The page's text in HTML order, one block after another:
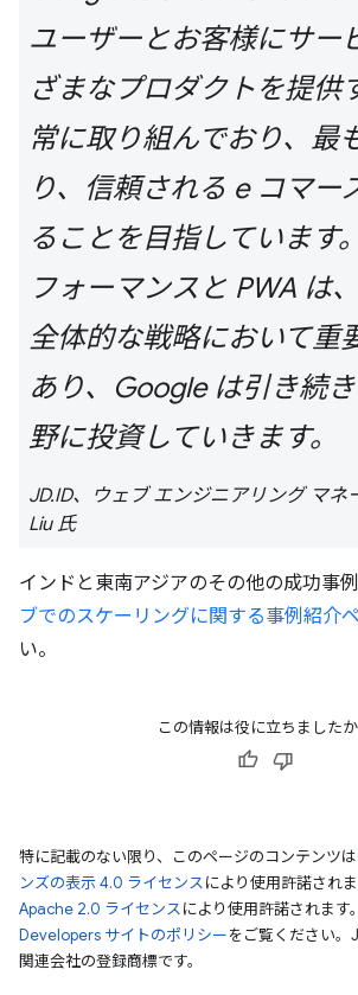
ユーザーとお客様にサー
ざまなプロダクトを提供
常に取り組んでおり、最
り、信頼される e コマー
ることを目指しています
フォーマンスと PWA は
全体的な戦略において重
あり、Google は引き続
野に投資していきます。
JD.ID、ウェブ エンジニアリング マネ
Liu 氏
インドと東南アジアのその他の成功事例
ブでのスケーリングに関する事例紹介
い。
この情報は役に立ちました
特に記載のない限り、このページのコンテンツは
ンズの表示 4.0 ライセンスにより使用許諾され
Apache 2.0 ライセンスにより使用許諾されます
Developers サイトのポリシーをご覧ください
関連会社の登録商標です。